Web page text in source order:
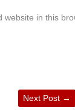
website in this
Next Post →